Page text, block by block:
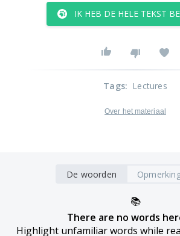
IK HEB DE HELE TEKST
Tags: Lectures
Over het materiaal
De woorden
📚
There are no words
Highlight unfamiliar words while